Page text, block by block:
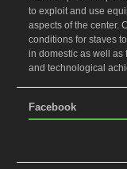
to exploit and use
aspects of the center.
conditions for staves
in domestic as well as
and technological
Facebook